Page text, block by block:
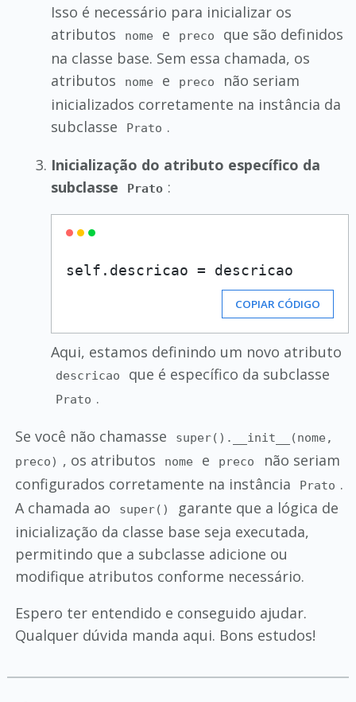
Isso é necessário para inicializar os
atributos
nome e preco
que são definidos
na classe base. Sem essa chamada, os
atributos
nome e preco
não seriam
inicializados corretamente na instância da
subclasse
Prato .
Inicialização do atributo específico da
subclasse
Prato :
COPIAR CÓDIGO
Aqui, estamos definindo um novo atributo
descricao que é específico da subclasse
Prato .
Se você não chamasse
super().__init__(nome,
preco) , os atributos nome e preco
não seriam
configurados corretamente na instância
Prato .
A chamada ao
super()
garante que a lógica de
inicialização da classe base seja executada,
permitindo que a subclasse adicione ou
modifique atributos conforme necessário.
Espero ter entendido e conseguido ajudar.
Qualquer dúvida manda aqui. Bons estudos!